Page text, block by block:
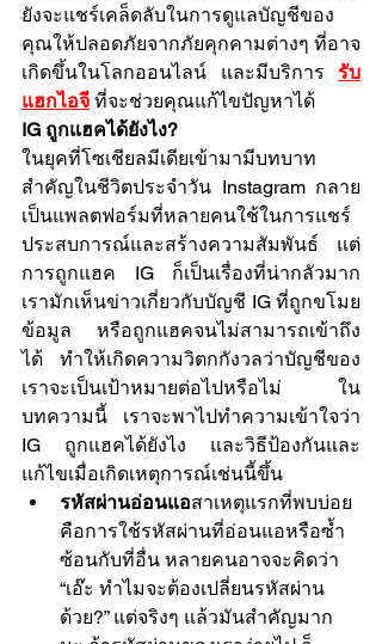
ยังจะแชร์เคล็ดลับในการดูแลบัญชีของ
คุณให้ปลอดภัยจากภัยคุกคามต่างๆ ที่อาจ
เกิดขึ้นในโลกออนไลน์ และมีบริการ รับ
แฮกไอจี ที่จะช่วยคุณแก้ไขปัญหาได้
IG ถูกแฮคได้ยังไง?
ในยุคที่โซเชียลมีเดียเข้ามามีบทบาท
สำคัญในชีวิตประจำวัน Instagram กลาย
เป็นแพลตฟอร์มที่หลายคนใช้ในการแชร์
ประสบการณ์และสร้างความสัมพันธ์ แต่
การถูกแฮค IG ก็เป็นเรื่องที่น่ากลัวมาก
เรามักเห็นข่าวเกี่ยวกับบัญชี IG ที่ถูกขโมย
ข้อมูล หรือถูกแฮคจนไม่สามารถเข้าถึง
ได้ ทำให้เกิดความวิตกกังวลว่าบัญชีของ
เราจะเป็นเป้าหมายต่อไปหรือไม่ ใน
บทความนี้ เราจะพาไปทำความเข้าใจว่า
IG ถูกแฮคได้ยังไง และวิธีป้องกันและ
แก้ไขเมื่อเกิดเหตุการณ์เช่นนี้ขึ้น
รหัสผ่านอ่อนแอสาเหตุแรกที่พบบ่อย
คือการใช้รหัสผ่านที่อ่อนแอหรือซ้ำ
ซ้อนกับที่อื่น หลายคนอาจจะคิดว่า
“เอ๊ะ ทำไมจะต้องเปลี่ยนรหัสผ่าน
ด้วย?” แต่จริงๆ แล้วมันสำคัญมาก